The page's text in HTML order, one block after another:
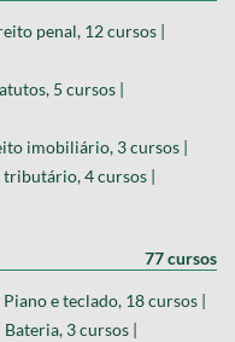
penal, 12 cursos |
5 cursos |
imobiliário, 3 cursos |
4 cursos |
77 cursos
Piano e teclado, 18 cursos |
Bateria, 3 cursos |